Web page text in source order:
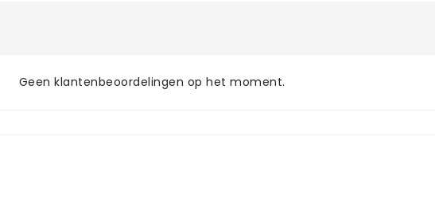
Geen klantenbeoordelingen op het moment.